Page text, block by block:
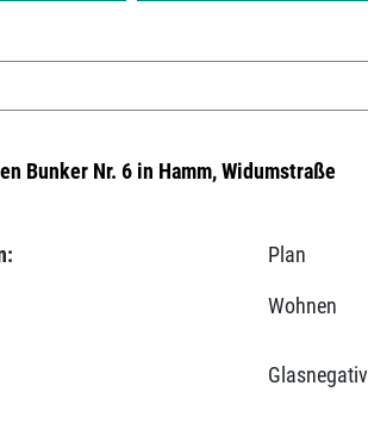
Bunker Nr. 6 in Hamm, Widumstraße
Plan
Wohnen
Glasnegativ